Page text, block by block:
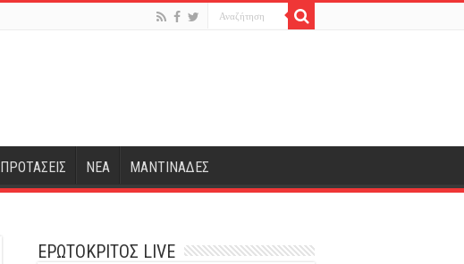
ΠΡΟΤΑΣΕΙΣ ΝΕΑ ΜΑΝΤΙΝΑΔΕΣ
ΕΡΩΤΟΚΡΙΤΟΣ LIVE